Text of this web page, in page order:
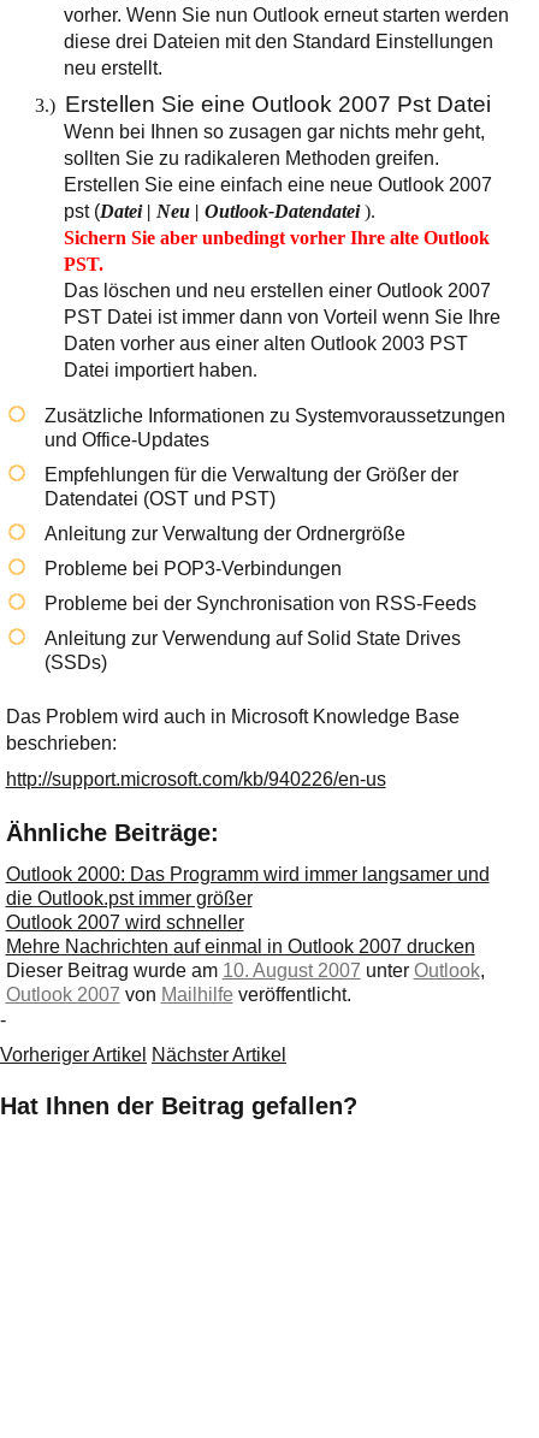
vorher. Wenn Sie nun Outlook erneut starten werden
diese drei Dateien mit den Standard Einstellungen
neu erstellt.
3.) Erstellen Sie eine Outlook 2007 Pst Datei
Wenn bei Ihnen so zusagen gar nichts mehr geht,
sollten Sie zu radikaleren Methoden greifen.
Erstellen Sie eine einfach eine neue Outlook 2007
pst (Datei | Neu | Outlook-Datendatei).
Sichern Sie aber unbedingt vorher Ihre alte Outlook
PST.
Das löschen und neu erstellen einer Outlook 2007
PST Datei ist immer dann von Vorteil wenn Sie Ihre
Daten vorher aus einer alten Outlook 2003 PST
Datei importiert haben.
Zusätzliche Informationen zu Systemvoraussetzungen
und Office-Updates
Empfehlungen für die Verwaltung der Größer der
Datendatei (OST und PST)
Anleitung zur Verwaltung der Ordnergröße
Probleme bei POP3-Verbindungen
Probleme bei der Synchronisation von RSS-Feeds
Anleitung zur Verwendung auf Solid State Drives
(SSDs)
Das Problem wird auch in Microsoft Knowledge Base
beschrieben:
http://support.microsoft.com/kb/940226/en-us
Ähnliche Beiträge:
Outlook 2000: Das Programm wird immer langsamer und
die Outlook.pst immer größer
Outlook 2007 wird schneller
Mehre Nachrichten auf einmal in Outlook 2007 drucken
Dieser Beitrag wurde am 10. August 2007 unter Outlook,
Outlook 2007 von Mailhilfe veröffentlicht.
-
Vorheriger Artikel Nächster Artikel
Hat Ihnen der Beitrag gefallen?